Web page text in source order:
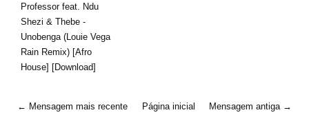
Professor feat. Ndu
Shezi & Thebe -
Unobenga (Louie Vega
Rain Remix) [Afro
House] [Download]
← Mensagem mais recente Mensagem antiga →
Página inicial